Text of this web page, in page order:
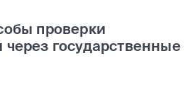
проверки
государственные